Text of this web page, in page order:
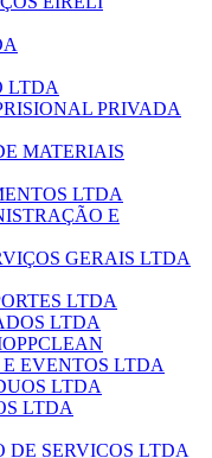
LTDA
PRIVADA
MATERIAIS
LTDA
E
GERAIS LTDA
LTDA
LTDA
EVENTOS LTDA
LTDA
LTDA
SERVICOS LTDA